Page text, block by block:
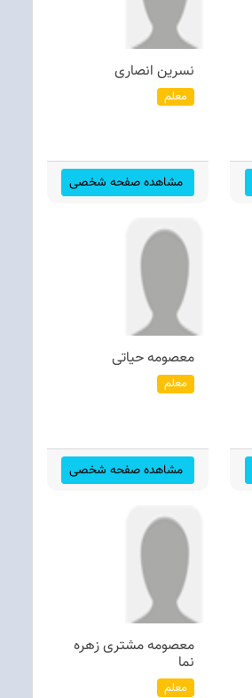
نسرین انصاری
معلم
مشاهده صفحه شخصی
معصومه حیاتی
معلم
مشاهده صفحه شخصی
معصومه مشتری زهره
نما
معلم